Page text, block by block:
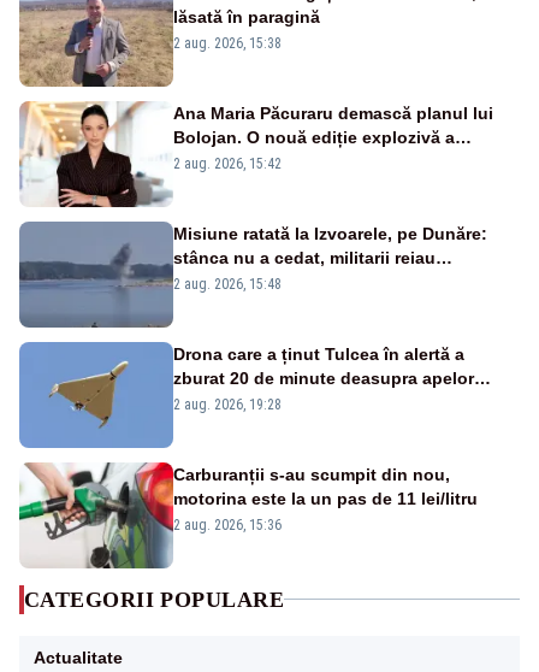
lăsată în paragină
2 aug. 2026, 15:38
Ana Maria Păcuraru demască planul lui
Bolojan. O nouă ediție explozivă a
emisiunii „Miza Zilei” la Realitatea PLUS
2 aug. 2026, 15:42
Misiune ratată la Izvoarele, pe Dunăre:
stânca nu a cedat, militarii reiau
detonările luni – VIDEO
2 aug. 2026, 15:48
Drona care a ținut Tulcea în alertă a
zburat 20 de minute deasupra apelor
României. Au fost ridicate două F-16
2 aug. 2026, 19:28
Carburanții s-au scumpit din nou,
motorina este la un pas de 11 lei/litru
2 aug. 2026, 15:36
CATEGORII POPULARE
Actualitate